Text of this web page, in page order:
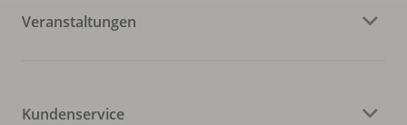
Veranstaltungen
Kundenservice